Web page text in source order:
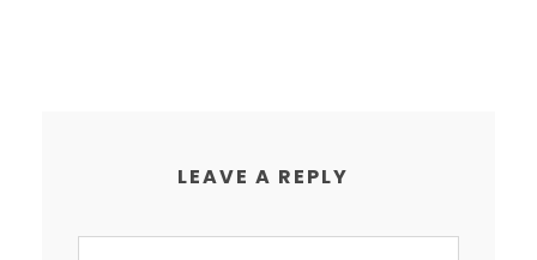
LEAVE A REPLY